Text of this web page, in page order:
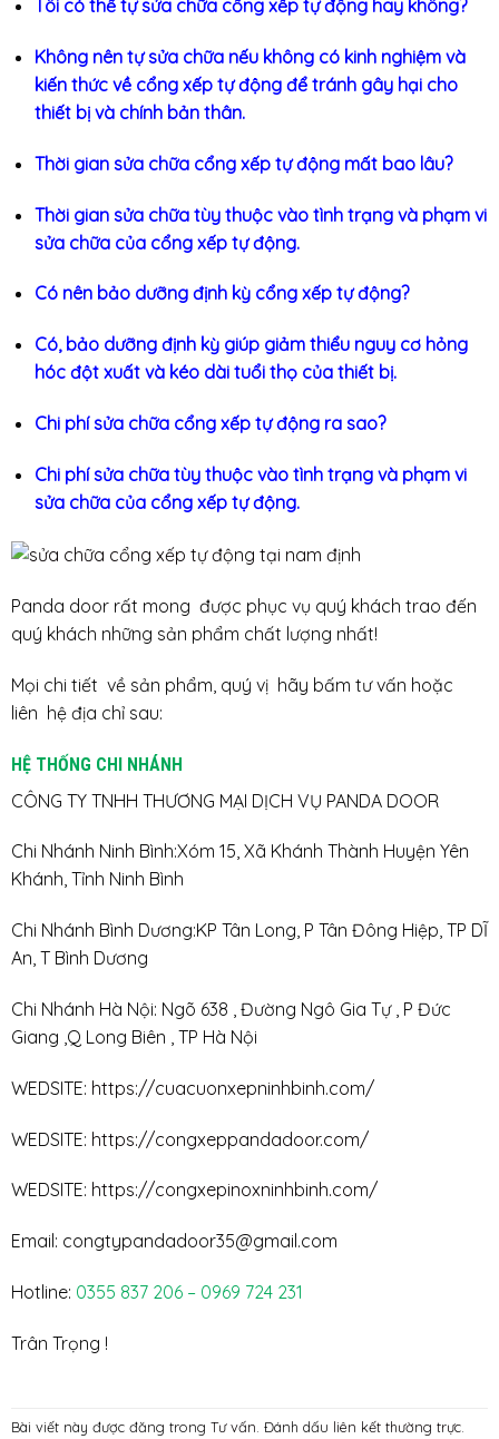
Tôi có thể tự sửa chữa cổng xếp tự động hay không?
Không nên tự sửa chữa nếu không có kinh nghiệm và
kiến thức về cổng xếp tự động để tránh gây hại cho
thiết bị và chính bản thân.
Thời gian sửa chữa cổng xếp tự động mất bao lâu?
Thời gian sửa chữa tùy thuộc vào tình trạng và phạm vi
sửa chữa của cổng xếp tự động.
Có nên bảo dưỡng định kỳ cổng xếp tự động?
Có, bảo dưỡng định kỳ giúp giảm thiểu nguy cơ hỏng
hóc đột xuất và kéo dài tuổi thọ của thiết bị.
Chi phí sửa chữa cổng xếp tự động ra sao?
Chi phí sửa chữa tùy thuộc vào tình trạng và phạm vi
sửa chữa của cổng xếp tự động.
Panda door rất mong được phục vụ quý khách trao đến
quý khách những sản phẩm chất lượng nhất!
Mọi chi tiết về sản phẩm, quý vị hãy bấm tư vấn hoặc
liên hệ địa chỉ sau:
HỆ THỐNG CHI NHÁNH
CÔNG TY TNHH THƯƠNG MẠI DỊCH VỤ PANDA DOOR
Chi Nhánh Ninh Bình:Xóm 15, Xã Khánh Thành Huyện Yên
Khánh, Tỉnh Ninh Bình
Chi Nhánh Bình Dương:KP Tân Long, P Tân Đông Hiệp, TP DĨ
An, T Bình Dương
Chi Nhánh Hà Nội: Ngõ 638 , Đường Ngô Gia Tự , P Đức
Giang ,Q Long Biên , TP Hà Nội
WEDSITE: https://cuacuonxepninhbinh.com/
WEDSITE: https://congxeppandadoor.com/
WEDSITE: https://congxepinoxninhbinh.com/
Email: congtypandadoor35@gmail.com
Hotline: 0355 837 206 – 0969 724 231
Trân Trọng !
Bài viết này được đăng trong Tư vấn . Đánh dấu liên kết thường trực